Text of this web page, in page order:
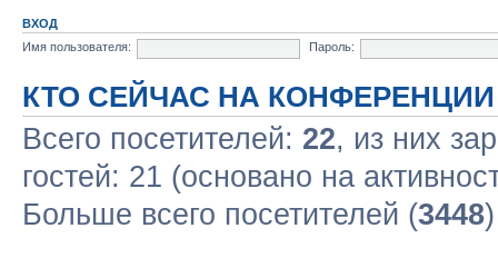
ВХОД
Имя пользователя:
Пароль:
КТО СЕЙЧАС НА КОНФЕРЕНЦИИ
Всего посетителей: 22, из них
гостей: 21 (основано на
Больше всего посетителей (3448